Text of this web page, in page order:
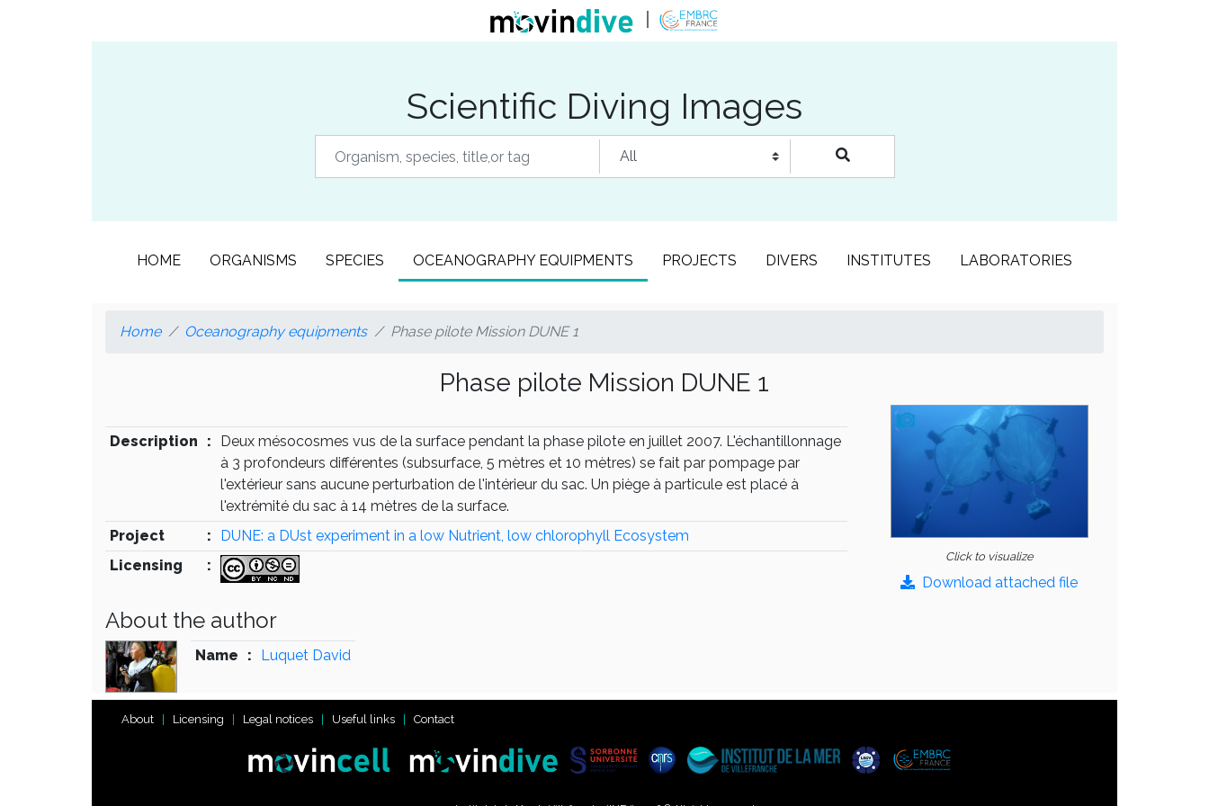
Scientific Diving Images
HOME ORGANISMS SPECIES OCEANOGRAPHY EQUIPMENTS PROJECTS DIVERS INSTITUTES LABORATORIES
Home Oceanography equipments Phase pilote Mission DUNE 1
Phase pilote Mission DUNE 1
Description :
Deux mésocosmes vus de la surface pendant la phase pilote en juillet 2007. L'échantillonnage
à 3 profondeurs différentes (subsurface, 5 mètres et 10 mètres) se fait par pompage par
l'extérieur sans aucune perturbation de l'intérieur du sac. Un piège à particule est placé à
l'extrémité du sac à 14 mètres de la surface.
Project
:
DUNE: a DUst experiment in a low Nutrient, low chlorophyll Ecosystem
Licensing
:
Click to visualize
Download attached file
About the author
Name : Luquet David
About Licensing Legal notices Useful links Contact